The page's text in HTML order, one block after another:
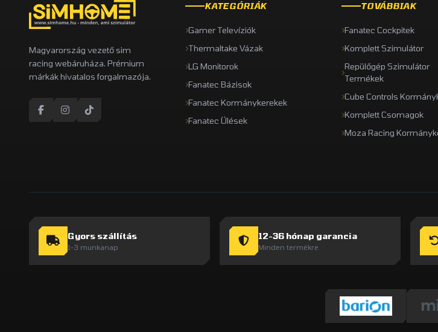
Magyarország vezető sim
racing webáruháza. Prémium
márkák hivatalos forgalmazója.
KATEGÓRIÁK
Gamer Televíziók
Thermaltake Vázak
LG Monitorok
Fanatec Bázisok
Fanatec Kormánykerekek
Fanatec Ülések
TOVÁBBIAK
Fanatec Cockpitek
Komplett Szimulátor
Repülőgép Szimulátor
Termékek
Cube Controls
Komplett Csomagok
Moza Racing
Gyors szállítás
1-3 munkanap
12-36 hónap garancia
Minden termékre